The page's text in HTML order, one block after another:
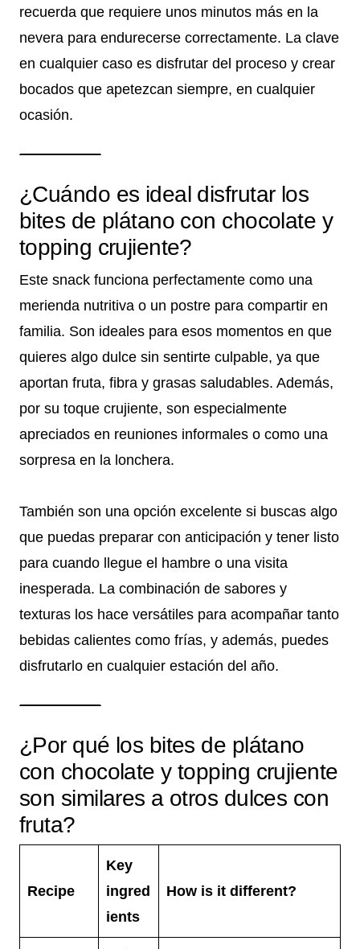
recuerda que requiere unos minutos más en la
nevera para endurecerse correctamente. La clave
en cualquier caso es disfrutar del proceso y crear
bocados que apetezcan siempre, en cualquier
ocasión.
¿Cuándo es ideal disfrutar los
bites de plátano con chocolate y
topping crujiente?
Este snack funciona perfectamente como una
merienda nutritiva o un postre para compartir en
familia. Son ideales para esos momentos en que
quieres algo dulce sin sentirte culpable, ya que
aportan fruta, fibra y grasas saludables. Además,
por su toque crujiente, son especialmente
apreciados en reuniones informales o como una
sorpresa en la lonchera.
También son una opción excelente si buscas algo
que puedas preparar con anticipación y tener listo
para cuando llegue el hambre o una visita
inesperada. La combinación de sabores y
texturas los hace versátiles para acompañar tanto
bebidas calientes como frías, y además, puedes
disfrutarlo en cualquier estación del año.
¿Por qué los bites de plátano
con chocolate y topping crujiente
son similares a otros dulces con
fruta?
Recipe
Key
ingred
ients
How is it different?